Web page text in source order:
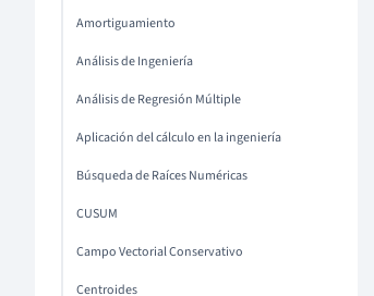
Amortiguamiento
Análisis de Ingeniería
Análisis de Regresión Múltiple
Aplicación del cálculo en la ingeniería
Búsqueda de Raíces Numéricas
CUSUM
Campo Vectorial Conservativo
Centroides